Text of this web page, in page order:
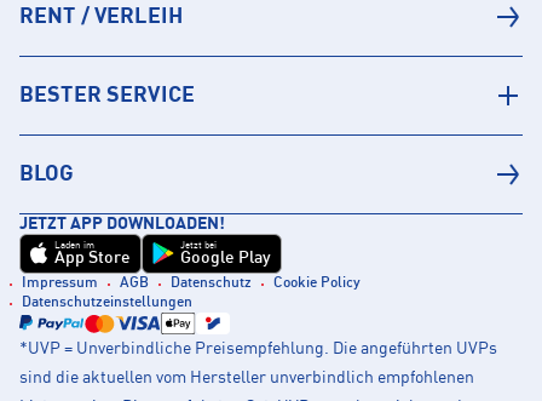
RENT / VERLEIH
BESTER SERVICE
BLOG
JETZT APP DOWNLOADEN!
Laden im
App Store
Jetzt bei
Google Play
Impressum AGB Datenschutz
Cookie Policy
Datenschutzeinstellungen
*UVP = Unverbindliche Preisempfehlung. Die angeführten UVPs
sind die aktuellen vom Hersteller unverbindlich empfohlenen